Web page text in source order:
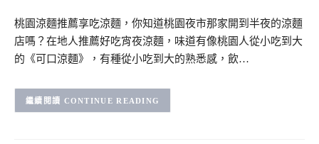
桃園涼麵推薦享吃涼麵，你知道桃園夜市那家開到半夜的涼麵
店嗎？在地人推薦好吃宵夜涼麵，味道有像桃園人從小吃到大
的《可口涼麵》，有種從小吃到大的熟悉感，飲…
CONTINUE READING